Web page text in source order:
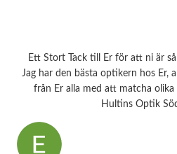
Ett Stort Tack till Er för att ni är
Jag har den bästa optikern hos Er,
från Er alla med att matcha olika
Hultins Optik